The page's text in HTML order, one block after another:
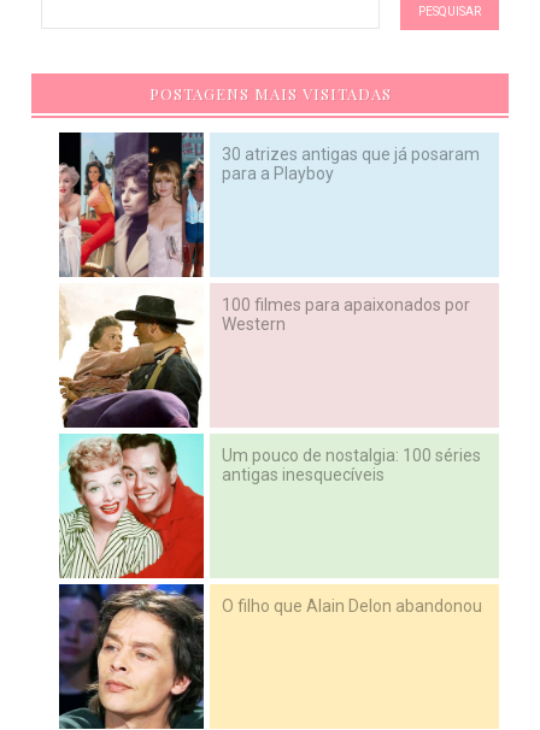
POSTAGENS MAIS VISITADAS
30 atrizes antigas que já posaram
para a Playboy
100 filmes para apaixonados por
Western
Um pouco de nostalgia: 100 séries
antigas inesquecíveis
O filho que Alain Delon abandonou